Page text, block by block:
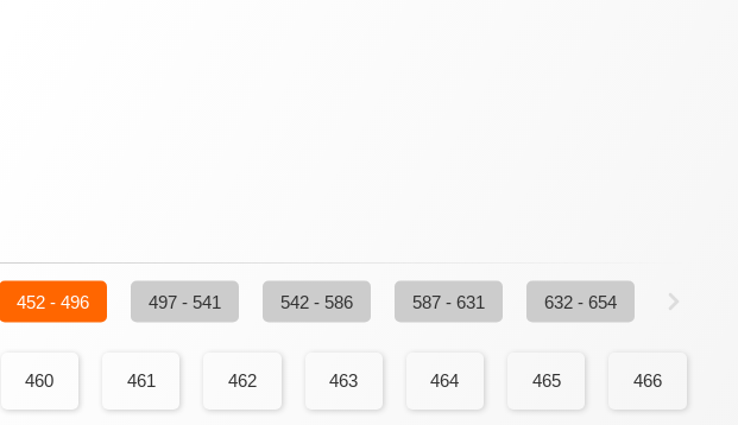
452 - 496 497 - 541 542 - 586 587 - 631 632 - 654
460 461 462 463 464 465 466